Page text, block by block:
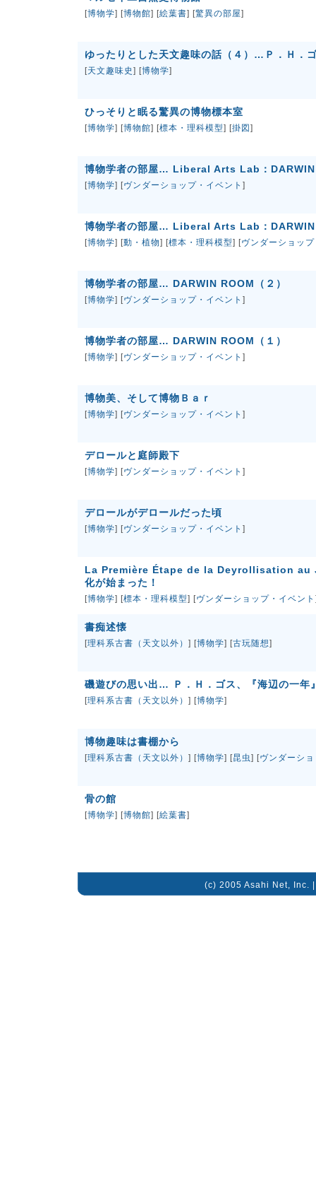
[博物学] [博物館] [絵葉書] [驚異の部屋]
ゆったりとした天文趣味の話（４）…Ｐ．Ｈ．
[天文趣味史 ] [博物学]
ひっそりと眠る驚異の博物標本室
[博物学] [博物館] [標本・理科模型] [掛図 ]
博物学者の部屋… Liberal Arts Lab：DARWIN
[博物学] [ヴンダーショップ・イベント ]
博物学者の部屋… Liberal Arts Lab：DARWIN
[博物学] [動・植物] [標本・理科模型] [ヴンダーショッ
博物学者の部屋… DARWIN ROOM（２）
[博物学] [ヴンダーショップ・イベント ]
博物学者の部屋… DARWIN ROOM（１）
[博物学] [ヴンダーショップ・イベント ]
博物美、そして博物Ｂａｒ
[博物学] [ヴンダーショップ・イベント ]
デロールと庭師殿下
[博物学] [ヴンダーショップ・イベント ]
デロールがデロールだった頃
[博物学] [ヴンダーショップ・イベント ]
La Première Étape de la Deyrollisation au
化が始まった！
[博物学] [標本・理科模型] [ヴンダーショップ・イベント
書痴述懐
[理科系古書（天文以外） ] [博物学] [古玩随想]
磯遊びの思い出… Ｐ．Ｈ．ゴス、『海辺の一年
[理科系古書（天文以外） ] [博物学]
博物趣味は書棚から
[理科系古書（天文以外） ] [博物学] [昆虫] [ヴンダーシ
骨の館
[博物学] [博物館] [絵葉書]
(c) 2005 Asahi Net, Inc.